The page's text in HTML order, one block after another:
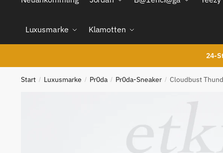
Luxusmarke Klamotten
24-
Start / Luxusmarke / Pr0da / Pr0da-Sneaker / Cloudbust